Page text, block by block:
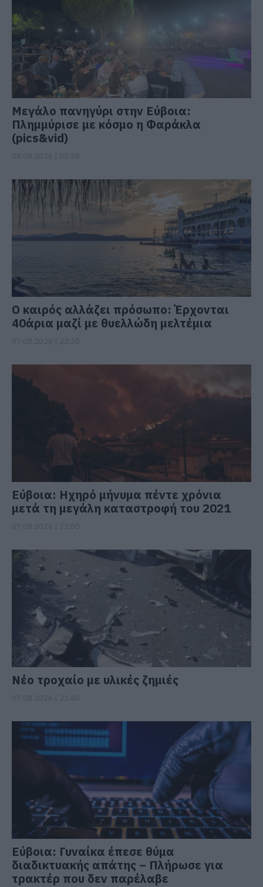
Μεγάλο πανηγύρι στην Εύβοια:
Πλημμύρισε με κόσμο η Φαράκλα
(pics&vid)
Ο καιρός αλλάζει πρόσωπο: Έρχονται
40άρια μαζί με θυελλώδη μελτέμια
Εύβοια: Ηχηρό μήνυμα πέντε χρόνια
μετά τη μεγάλη καταστροφή του 2021
Νέο τροχαίο με υλικές ζημιές
Εύβοια: Γυναίκα έπεσε θύμα
διαδικτυακής απάτης – Πλήρωσε για
τρακτέρ που δεν παρέλαβε